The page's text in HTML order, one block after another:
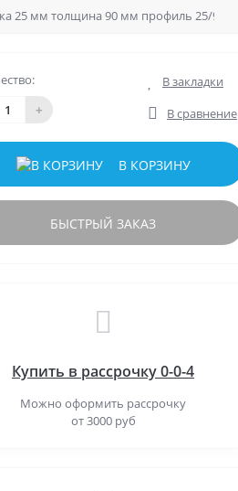
+
В закладки
В сравнение
В КОРЗИНУ
БЫСТРЫЙ ЗАКАЗ
Купить в рассрочку 0-0-4
Можно оформить рассрочку
от 3000 руб